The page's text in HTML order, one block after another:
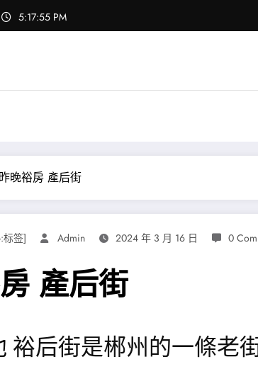
5:17:56 PM
昨晚裕房 產后街
标签] Admin 2024 年 3 月 16 日 0
產后街
裕后街是郴州的一條老